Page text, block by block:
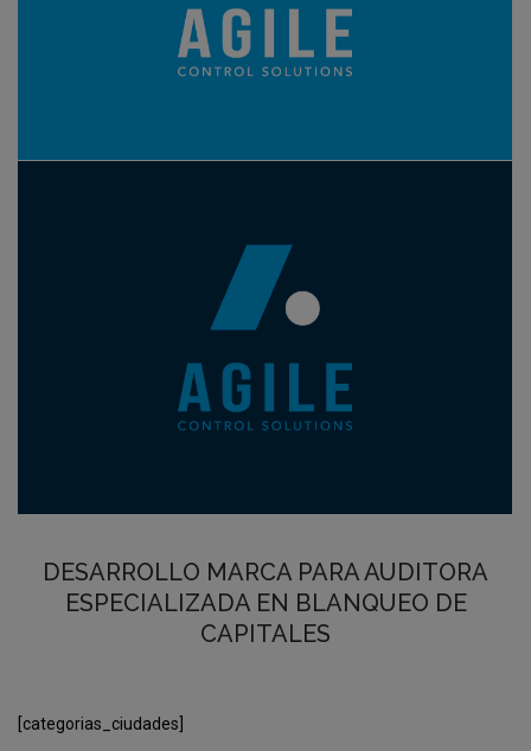
DESARROLLO MARCA PARA AUDITORA
ESPECIALIZADA EN BLANQUEO DE
CAPITALES
[categorias_ciudades]